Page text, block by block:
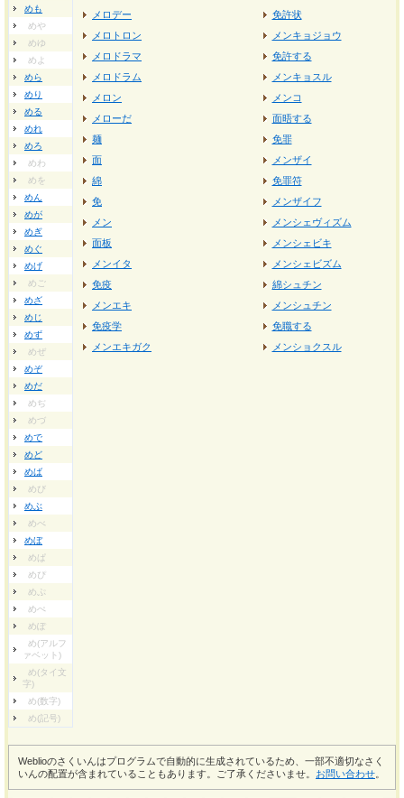
めも
めや
めゆ
めよ
めら
めり
める
めれ
めろ
めわ
めを
めん
めが
めぎ
めぐ
めげ
めご
めざ
めじ
めず
めぜ
めぞ
めだ
めぢ
めづ
めで
めど
めば
めび
めぶ
めべ
めぼ
めぱ
めぴ
めぷ
めぺ
めぽ
め(アルフ
ァベット)
め(タイ文
字)
め(数字)
め(記号)
メロデー
メロトロン
メロドラマ
メロドラム
メロン
メローだ
麺
面
綿
免
メン
面板
メンイタ
免疫
メンエキ
免疫学
メンエキガク
免許状
メンキョジョウ
免許する
メンキョスル
メンコ
面晤する
免罪
メンザイ
免罪符
メンザイフ
メンシェヴィズム
メンシェビキ
メンシェビズム
綿シュチン
メンシュチン
免職する
メンショクスル
Weblioのさくいんはプログラムで自動的に生成されているため、一部不適切なさく
いんの配置が含まれていることもあります。ご了承くださいませ。 お問い合わせ